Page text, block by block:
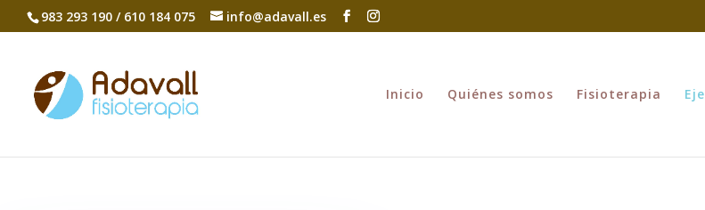
983 293 190 / 610 184 075 info@adavall.es
Inicio Quiénes somos Fisioterapia